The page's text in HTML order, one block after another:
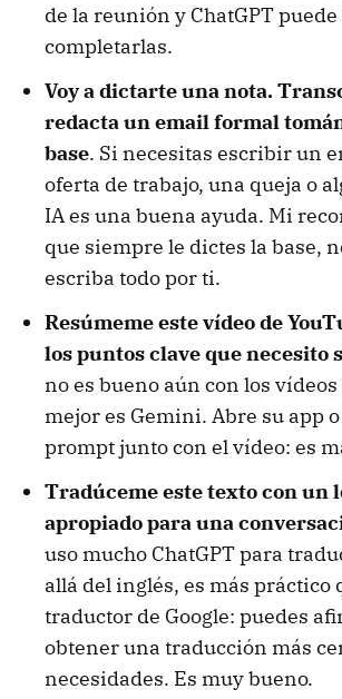
de la reunión y ChatGPT
completarlas.
Voy a dictarte una nota.
redacta un email formal
base. Si necesitas escribir un
oferta de trabajo, una queja o
IA es una buena ayuda. Mi
que siempre le dictes la base,
escriba todo por ti.
Resúmeme este vídeo de
los puntos clave que necesito
no es bueno aún con los vídeos
mejor es Gemini. Abre su app
prompt junto con el vídeo: es
Tradúceme este texto con un
apropiado para una
uso mucho ChatGPT para
allá del inglés, es más práctico
traductor de Google: puedes
obtener una traducción más
necesidades. Es muy bueno.